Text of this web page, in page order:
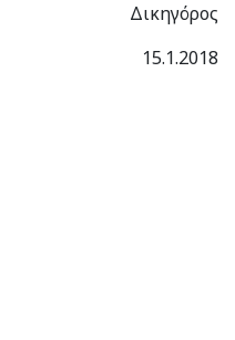
Δικηγόρος
15.1.2018